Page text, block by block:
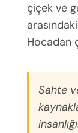
çiçek ve
Hocadan
Sahte